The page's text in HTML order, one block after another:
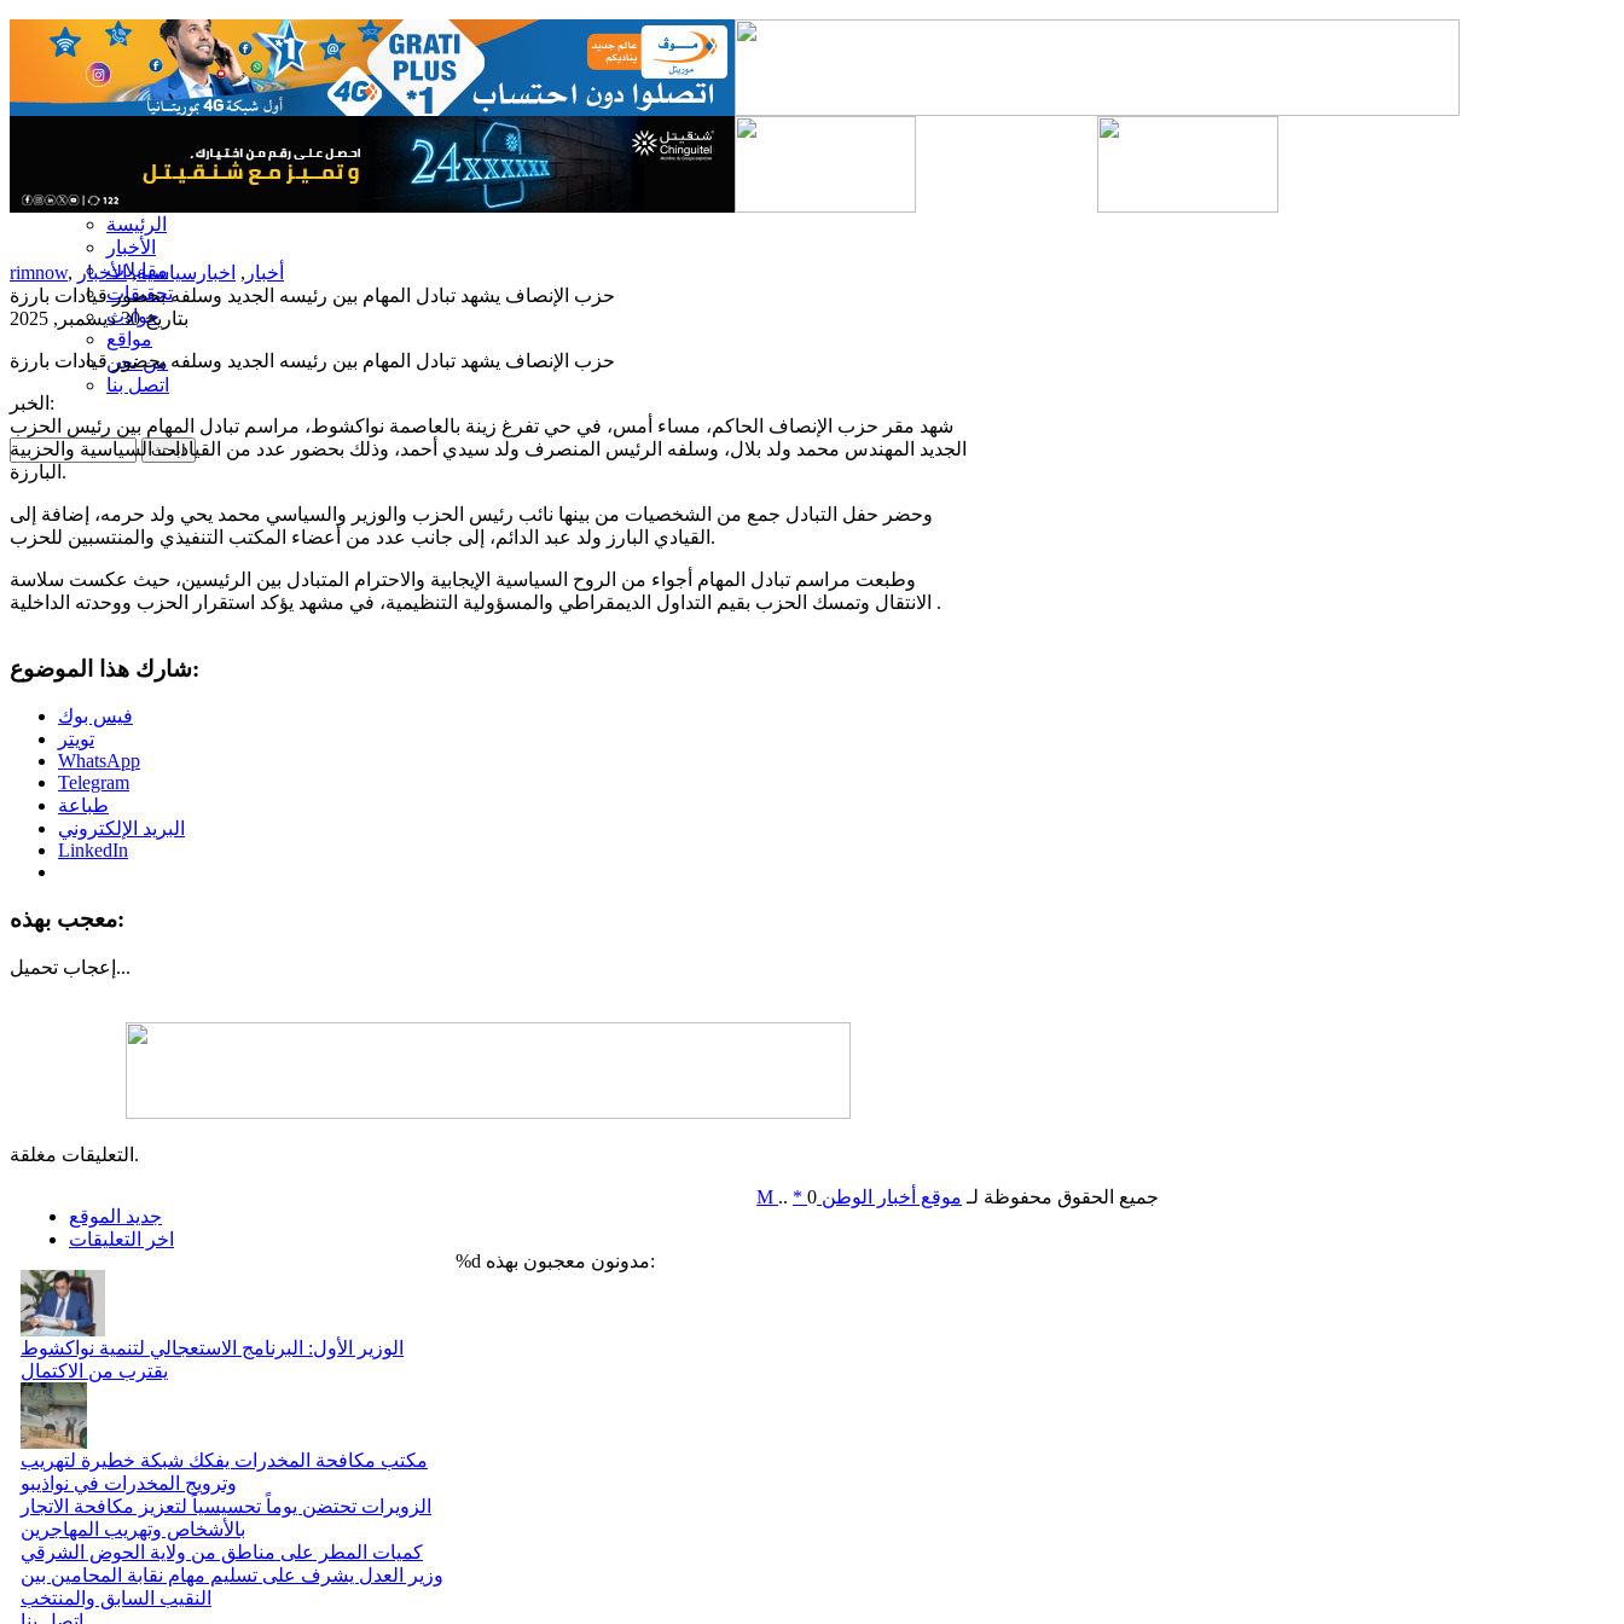
الرئيسة
الأخبار
مقابلات
تحقيقات
حوادث
مواقع
من نحن
اتصل بنا
rimnow, أخبار , اخبارسياسية,الأخبار
حزب الإنصاف يشهد تبادل المهام بين رئيسه الجديد وسلفه بحضور قيادات بارزة
بتاريخ 30 ديسمبر, 2025
حزب الإنصاف يشهد تبادل المهام بين رئيسه الجديد وسلفه بحضور قيادات بارزة
الخبر:
شهد مقر حزب الإنصاف الحاكم، مساء أمس، في حي تفرغ زينة بالعاصمة نواكشوط، مراسم تبادل المهام بين رئيس الحزب
الجديد المهندس محمد ولد بلال، وسلفه الرئيس المنصرف ولد سيدي أحمد، وذلك بحضور عدد من القيادات السياسية والحزبية
البارزة.
وحضر حفل التبادل جمع من الشخصيات من بينها نائب رئيس الحزب والوزير والسياسي محمد يحي ولد حرمه، إضافة إلى
القيادي البارز ولد عبد الدائم، إلى جانب عدد من أعضاء المكتب التنفيذي والمنتسبين للحزب.
وطبعت مراسم تبادل المهام أجواء من الروح السياسية الإيجابية والاحترام المتبادل بين الرئيسين، حيث عكست سلاسة
الانتقال وتمسك الحزب بقيم التداول الديمقراطي والمسؤولية التنظيمية، في مشهد يؤكد استقرار الحزب ووحدته الداخلية .
شارك هذا الموضوع:
فيس بوك
تويتر
WhatsApp
Telegram
طباعة
البريد الإلكتروني
LinkedIn
معجب بهذه:
إعجاب تحميل...
التعليقات مغلقة.
جديد الموقع
اخر التعليقات
الوزير الأول: البرنامج الاستعجالي لتنمية نواكشوط
يقترب من الاكتمال
مكتب مكافحة المخدرات يفكك شبكة خطيرة لتهريب
وترويج المخدرات في نواذيبو
الزويرات تحتضن يوماً تحسيسياً لتعزيز مكافحة الاتجار
بالأشخاص وتهريب المهاجرين
كميات المطر على مناطق من ولاية الحوض الشرقي
وزير العدل يشرف على تسليم مهام نقابة المحامين بين
النقيب السابق والمنتخب
M .. * جميع الحقوق محفوظة لـ موقع أخبار الوطن 0
%d مدونون معجبون بهذه: